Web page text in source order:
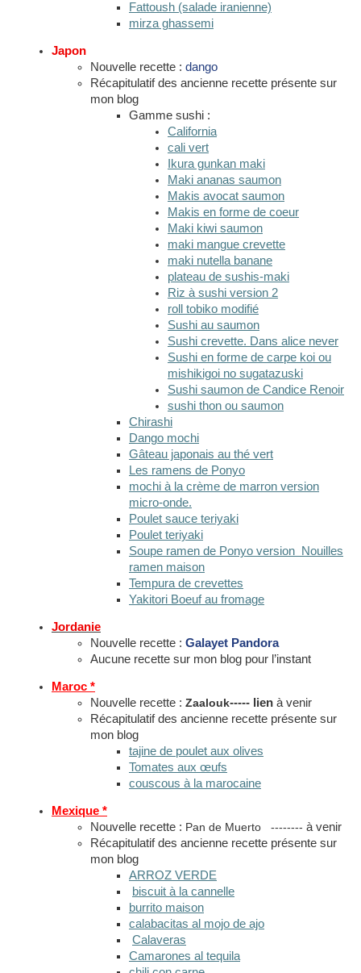
Fattoush (salade iranienne)
mirza ghassemi
Japon
Nouvelle recette : dango
Récapitulatif des ancienne recette présente sur
mon blog
Gamme sushi :
California
cali vert
Ikura gunkan maki
Maki ananas saumon
Makis avocat saumon
Makis en forme de coeur
Maki kiwi saumon
maki mangue crevette
maki nutella banane
plateau de sushis-maki
Riz à sushi version 2
roll tobiko modifié
Sushi au saumon
Sushi crevette. Dans alice never
Sushi en forme de carpe koi ou
mishikigoi no sugatazuski
Sushi saumon de Candice Renoir
sushi thon ou saumon
Chirashi
Dango mochi
Gâteau japonais au thé vert
Les ramens de Ponyo
mochi à la crème de marron version
micro-onde.
Poulet sauce teriyaki
Poulet teriyaki
Soupe ramen de Ponyo version Nouilles
ramen maison
Tempura de crevettes
Yakitori Boeuf au fromage
Jordanie
Nouvelle recette : Galayet Pandora
Aucune recette sur mon blog pour l’instant
Maroc *
Nouvelle recette : Zaalouk----- lien à venir
Récapitulatif des ancienne recette présente sur
mon blog
tajine de poulet aux olives
Tomates aux œufs
couscous à la marocaine
Mexique *
Nouvelle recette : Pan de Muerto -------- à venir
Récapitulatif des ancienne recette présente sur
mon blog
ARROZ VERDE
biscuit à la cannelle
burrito maison
calabacitas al mojo de ajo
Calaveras
Camarones al tequila